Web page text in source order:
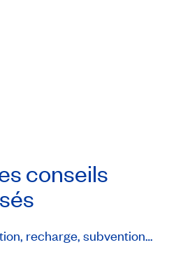
conseils
recharge, subvention…